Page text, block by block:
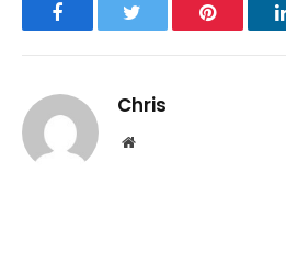
Facebook Pinterest
Chris
Website